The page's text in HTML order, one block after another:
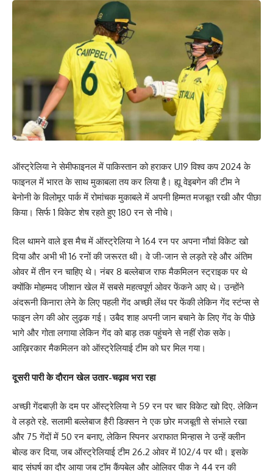
ऑस्ट्रेलिया ने सेमीफाइनल में पाकिस्तान को हराकर U19 विश्व कप 2024 के
फाइनल में भारत के साथ मुकाबला तय कर लिया है। ह्यू वेइबगेन की टीम ने
बेनोनी के विलोमूर पार्क में रोमांचक मुकाबले में अपनी हिम्मत मजबूत रखी और पीछा
किया। सिर्फ 1 विकेट शेष रहते हुए 180 रन से नीचे।
दिल थामने वाले इस मैच में ऑस्ट्रेलिया ने 164 रन पर अपना नौवां विकेट खो
दिया और अभी भी 16 रनों की जरूरत थी। वे जी-जान से लड़ते रहे और अंतिम
ओवर में तीन रन चाहिए थे। नंबर 8 बल्लेबाज राफ मैकमिलन स्ट्राइक पर थे
क्योंकि मोहम्मद जीशान खेल में सबसे महत्वपूर्ण ओवर फेंकने आए थे। उन्होंने
अंदरूनी किनारा लेने के लिए पहली गेंद अच्छी लेंथ पर फेंकी लेकिन गेंद स्टंप्स से
फाइन लेग की ओर लुढ़क गई। उबैद शाह अपनी जान बचाने के लिए गेंद के पीछे
भागे और गोता लगाया लेकिन गेंद को बाड़ तक पहुंचने से नहीं रोक सके।
आख़िरकार मैकमिलन को ऑस्ट्रेलियाई टीम को घर मिल गया।
दूसरी पारी के दौरान खेल उतार-चढ़ाव भरा रहा
अच्छी गेंदबाज़ी के दम पर ऑस्ट्रेलिया ने 59 रन पर चार विकेट खो दिए. लेकिन
वे लड़ते रहे. सलामी बल्लेबाज हैरी डिक्सन ने एक छोर मजबूती से संभाले रखा
और 75 गेंदों में 50 रन बनाए, लेकिन स्पिनर अराफात मिन्हास ने उन्हें क्लीन
बोल्ड कर दिया, जब ऑस्ट्रेलियाई टीम 26.2 ओवर में 102/4 पर थी। इसके
बाद संघर्ष का दौर आया जब टॉम कैंपबेल और ओलिवर पीक ने 44 रन की